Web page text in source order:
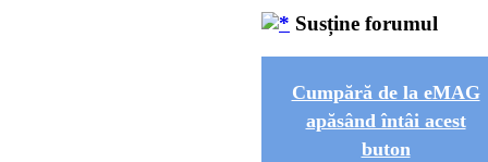
Susține forumul
Cumpără de la eMAG
apăsând întâi acest
buton